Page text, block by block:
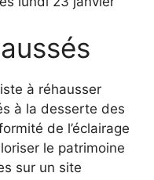
à réhausser
à la desserte des
de l’éclairage
le patrimoine
sur un site